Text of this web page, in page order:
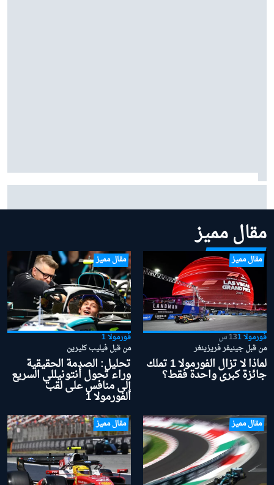
سائق سابق ينتقد "فيا" لعدم تحركها مبكرًا بشأن قوانين
مقال مميز
مقال مميز
فورمولا 1 13 س
من قبل جينيفر فريزينغر
لماذا لا تزال الفورمولا 1 تملك
جائزة كبرى واحدة فقط؟
مقال مميز
فورمولا 1
من قبل فيليب كليرين
تحليل: الصدمة الحقيقية
وراء تحول أنتونيللي السريع
إلى منافس على لقب
الفورمولا 1
مقال مميز مقال مميز